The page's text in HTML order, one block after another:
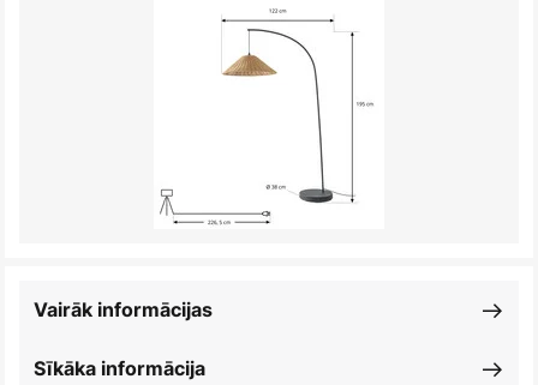
Sīkāka informācija
Vairāk informācijas